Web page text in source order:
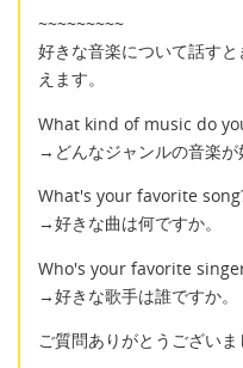
~~~~~~~~~
好きな音楽について話す
えます。
What kind of music do
→どんなジャンルの音楽が
What's your favorite
→好きな曲は何ですか。
Who's your favorite
→好きな歌手は誰ですか。
ご質問ありがとうございま